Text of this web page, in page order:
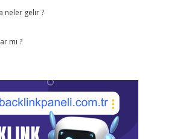
neler gelir ?
mı ?